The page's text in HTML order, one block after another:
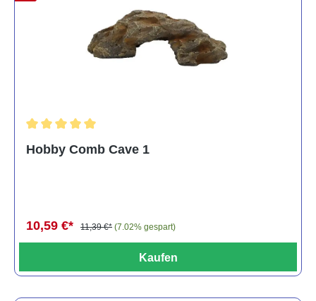
Hobby Comb Cave 1
10,59 €* 11,39 €* (7.02% gespart)
Kaufen